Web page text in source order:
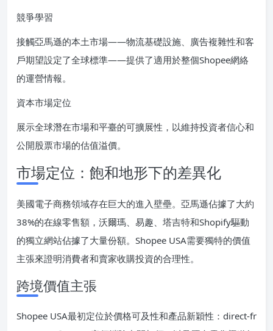
競爭學習
接觸亞馬遜的本土市場——物流基礎設施、廣告複雜性和客
戶期望設定了全球標準——提供了適用於整個Shopee網絡
的運營情報。
資本市場定位
展示全球潛在市場和平臺的可擴展性，以維持投資者信心和
公開股票市場的估值溢價。
市場定位：飽和地形下的差異化
美國電子商務領域存在巨大的進入壁壘。亞馬遜佔據了大約
38%的在線零售額，沃爾瑪、易趣、塔吉特和Shopify驅動
的獨立網站佔據了大量份額。Shopee USA需要獨特的價值
主張來證明消費者和賣家收購投資的合理性。
跨境價值主張
Shopee USA最初定位於價格可及性和產品新穎性：direct-fr